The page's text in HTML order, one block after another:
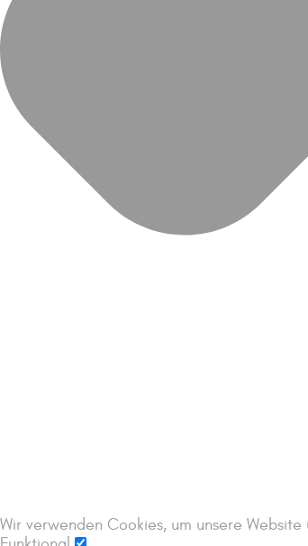
Wir verwenden Cookies, um unsere